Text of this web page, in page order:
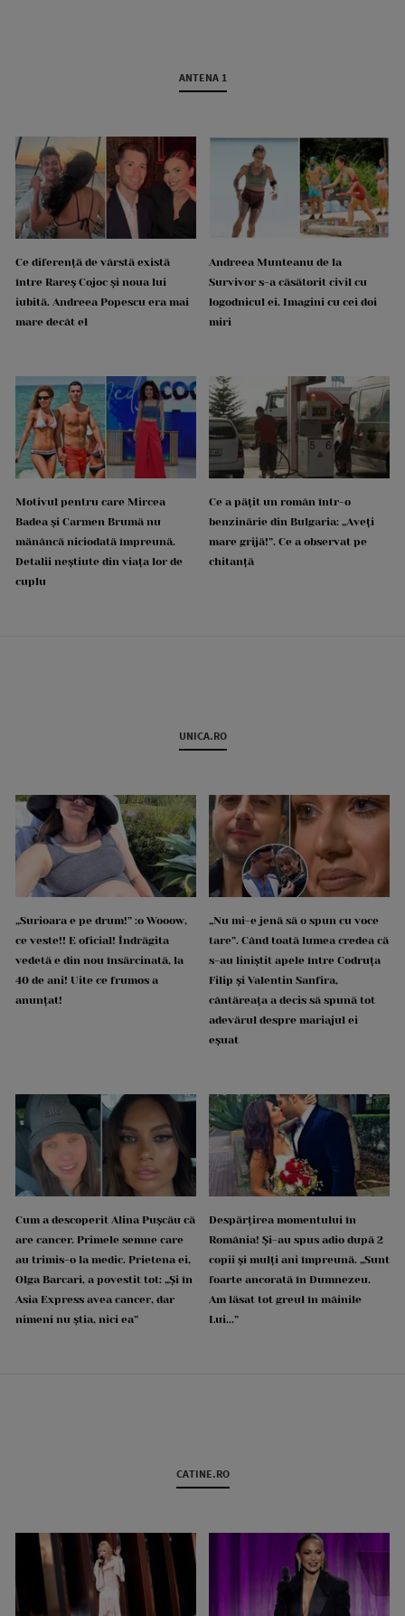
ANTENA 1
Ce diferență de vârstă există
între Rareș Cojoc și noua lui
iubită. Andreea Popescu era mai
mare decât el
Andreea Munteanu de la
Survivor s-a căsătorit civil cu
logodnicul ei. Imagini cu cei doi
miri
Motivul pentru care Mircea
Badea și Carmen Brumă nu
mănâncă niciodată împreună.
Detalii neștiute din viața lor de
cuplu
Ce a pățit un român într-o
benzinărie din Bulgaria: „Aveți
mare grijă!”. Ce a observat pe
chitanță
UNICA.RO
„Surioara e pe drum!” :o Wooow,
ce veste!! E oficial! Îndrăgita
vedetă e din nou însărcinată, la
40 de ani! Uite ce frumos a
anunțat!
„Nu mi-e jenă să o spun cu voce
tare”. Când toată lumea credea că
s-au liniștit apele între Codruța
Filip și Valentin Sanfira,
cântăreața a decis să spună tot
adevărul despre mariajul ei
eșuat
Cum a descoperit Alina Pușcău că
are cancer. Primele semne care
au trimis-o la medic. Prietena ei,
Olga Barcari, a povestit tot: „Și în
Asia Express avea cancer, dar
nimeni nu știa, nici ea”
Despărțirea momentului în
România! Și-au spus adio după 2
copii și mulți ani împreună. „Sunt
foarte ancorată în Dumnezeu.
Am lăsat tot greul în mâinile
Lui...”
CATINE.RO